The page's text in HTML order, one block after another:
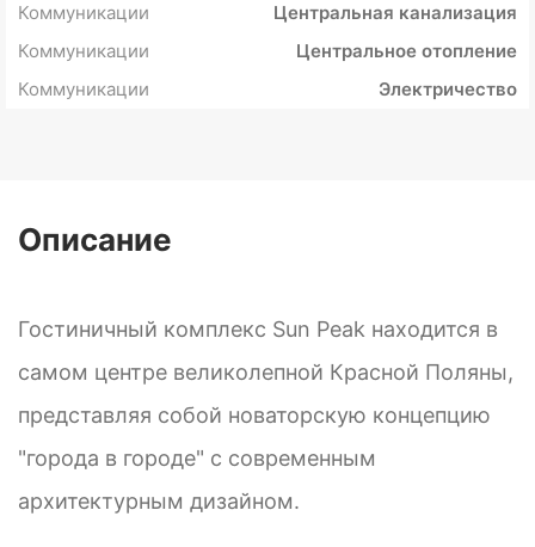
Коммуникации
Центральная канализация
Коммуникации
Центральное отопление
Коммуникации
Электричество
Описание
Гостиничный комплекс Sun Peak находится в
самом центре великолепной Красной Поляны,
представляя собой новаторскую концепцию
"города в городе" с современным
архитектурным дизайном.